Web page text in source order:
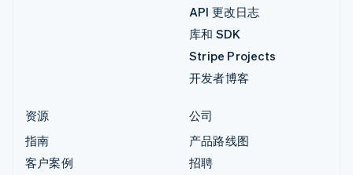
API 更改日志
库和 SDK
Stripe Projects
开发者博客
资源
指南
客户案例
公司
产品路线图
招聘